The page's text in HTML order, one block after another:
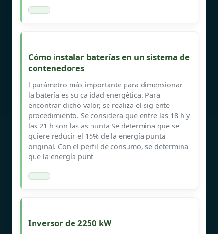
Cómo instalar baterías en un sistema de
contenedores
l parámetro más importante para dimensionar
la batería es su ca idad energética. Para
encontrar dicho valor, se realiza el sig ente
procedimiento. Se considera que entre las 18 h y
las 21 h son las as punta.Se determina que se
quiere reducir el 15% de la energía punta
original. Con el perfil de consumo, se determina
que la energía punt
Inversor de 2250 kW